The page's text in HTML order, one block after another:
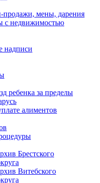
продажи, мены, дарения
с недвижимостью
надписи
ребенка за пределы
алиментов
Брестского
Витебского